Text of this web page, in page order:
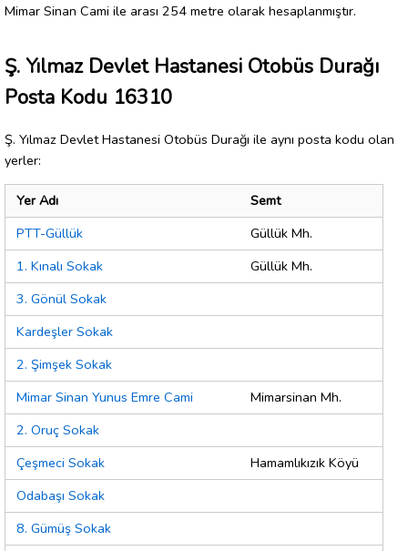
Mimar Sinan Cami ile arası 254 metre olarak hesaplanmıştır.
Ş. Yılmaz Devlet Hastanesi Otobüs Durağı
Posta Kodu 16310
Ş. Yılmaz Devlet Hastanesi Otobüs Durağı ile aynı posta kodu olan
yerler:
Yer Adı
Semt
PTT-Güllük
Güllük Mh.
1. Kınalı Sokak
Güllük Mh.
3. Gönül Sokak
Kardeşler Sokak
2. Şimşek Sokak
Mimar Sinan Yunus Emre Cami
Mimarsinan Mh.
2. Oruç Sokak
Çeşmeci Sokak
Hamamlıkızık Köyü
Odabaşı Sokak
8. Gümüş Sokak